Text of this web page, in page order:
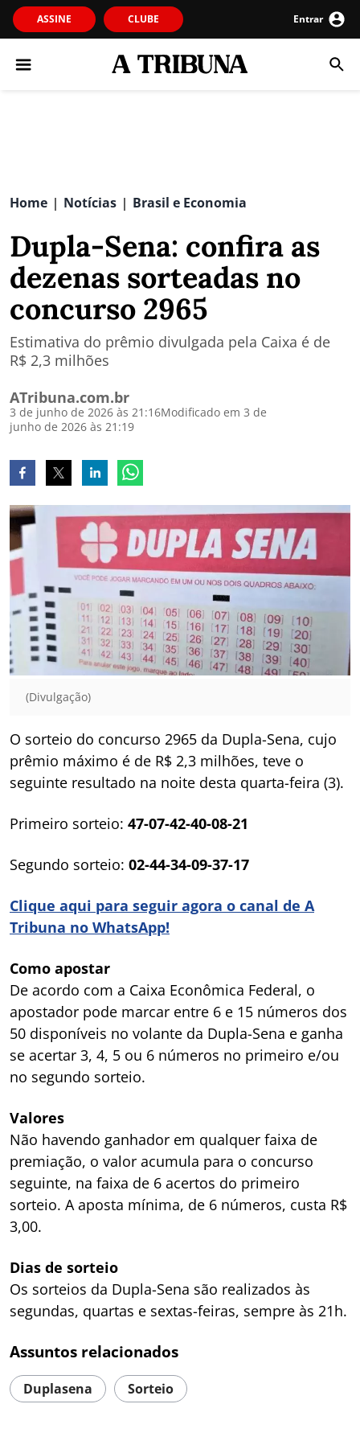
ASSINE CLUBE Entrar
Home | Notícias | Brasil e Economia
Dupla-Sena: confira as
dezenas sorteadas no
concurso 2965
Estimativa do prêmio divulgada pela Caixa é de
R$ 2,3 milhões
ATribuna.com.br
3 de junho de 2026 às 21:16Modificado em 3 de
junho de 2026 às 21:19
(Divulgação)
O sorteio do concurso 2965 da Dupla-Sena, cujo
prêmio máximo é de R$ 2,3 milhões, teve o
seguinte resultado na noite desta quarta-feira (3).
Primeiro sorteio: 47-07-42-40-08-21
Segundo sorteio: 02-44-34-09-37-17
Clique aqui para seguir agora o canal de A
Tribuna no WhatsApp!
Como apostar
De acordo com a Caixa Econômica Federal, o
apostador pode marcar entre 6 e 15 números dos
50 disponíveis no volante da Dupla-Sena e ganha
se acertar 3, 4, 5 ou 6 números no primeiro e/ou
no segundo sorteio.
Valores
Não havendo ganhador em qualquer faixa de
premiação, o valor acumula para o concurso
seguinte, na faixa de 6 acertos do primeiro
sorteio. A aposta mínima, de 6 números, custa R$
3,00.
Dias de sorteio
Os sorteios da Dupla-Sena são realizados às
segundas, quartas e sextas-feiras, sempre às 21h.
Assuntos relacionados
Duplasena Sorteio